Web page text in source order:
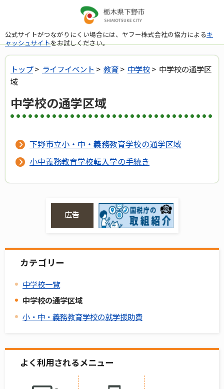
公式サイトがつながりにくい場合には、ヤフー株式会社の協力によるキ
ャッシュサイトをお試しください。
トップ> ライフイベント > 教育> 中学校> 中学校の通学区
域
中学校の通学区域
下野市立小・中・義務教育学校の通学区域
小中義務教育学校転入学の手続き
広告
カテゴリー
中学校一覧
中学校の通学区域
小・中・義務教育学校の就学援助費
よく利用されるメニュー